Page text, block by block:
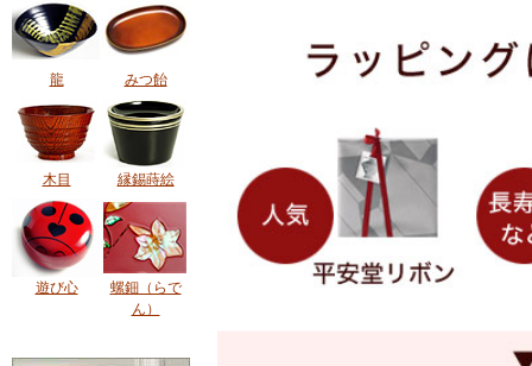
龍 みつ飴
木目 縁錫蒔絵
遊び心
螺鈿（らで
ん）